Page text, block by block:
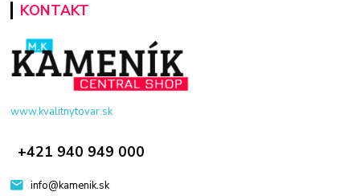
KONTAKT
www.kvalitnytovar.sk
+421 940 949 000
info@kamenik.sk